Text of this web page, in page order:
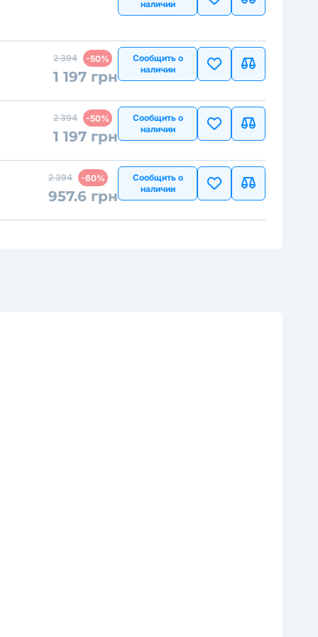
наличии
2 394 -50%
1 197 грн
Сообщить о
наличии
2 394 -50%
1 197 грн
Сообщить о
наличии
2 394 -60%
957.6 грн
Сообщить о
наличии